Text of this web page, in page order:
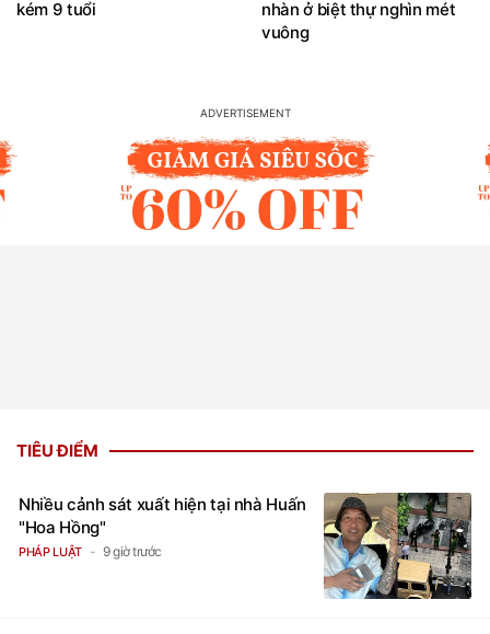
kém 9 tuổi
nhàn ở biệt thự nghìn mét
vuông
TIÊU ĐIỂM
Nhiều cảnh sát xuất hiện tại nhà Huấn
"Hoa Hồng"
PHÁP LUẬT 9 giờ trước